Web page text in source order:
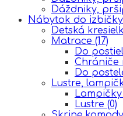
Dáždniky,
Nábytok do izbičky
Detská
Matrace (17)
Do
Chrániče
Do
Lustre,
Lampičky
Lustre (0)